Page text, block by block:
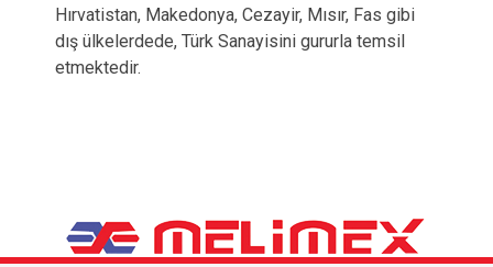
Hırvatistan, Makedonya, Cezayir, Mısır, Fas gibi
dış ülkelerdede, Türk Sanayisini gururla temsil
etmektedir.